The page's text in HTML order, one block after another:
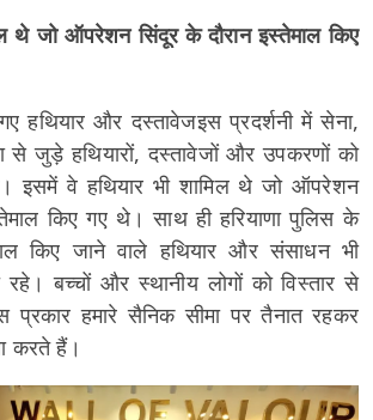
थे जो ऑपरेशन सिंदूर के दौरान इस्तेमाल किए
हथियार और दस्तावेजइस प्रदर्शनी में सेना,
से जुड़े हथियारों, दस्तावेजों और उपकरणों को
इसमें वे हथियार भी शामिल थे जो ऑपरेशन
किए गए थे। साथ ही हरियाणा पुलिस के
किए जाने वाले हथियार और संसाधन भी
रहे। बच्चों और स्थानीय लोगों को विस्तार से
प्रकार हमारे सैनिक सीमा पर तैनात रहकर
करते हैं।